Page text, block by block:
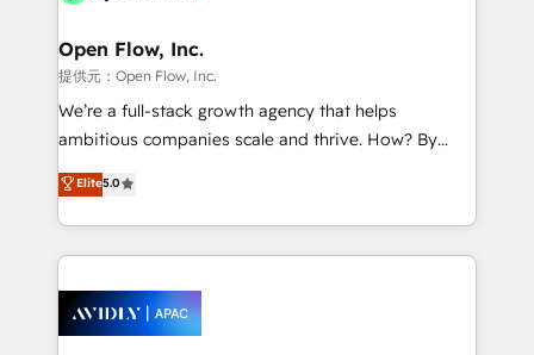
and Amsterdam. Elixir is a first mover and leader
when it comes to HubSpot sales and service
implementations, highly renowned for our business
acumen, process (re-)design experience and a
integrate HubSpot with complex solutions like SAP,
MicroSoft, custom solutions,... Our company also has
Retail execution, CPQ, customer portals and
HubSpot CMS developments. And we're champions
Open Flow, Inc.
提供元：Open Flow, Inc.
We’re a full-stack growth agency that helps
ambitious companies scale and thrive. How? By
upgrading and streamlining every single revenue-
generating aspect of your business. We’re proud
HubSpot Elite Solutions Partners and devout CRM
nerds who can harness HubSpot’s custom digital
experience. Working hand-in-hand with your team,
we’ll assemble a RevOps machine that drives more
Elite5.0